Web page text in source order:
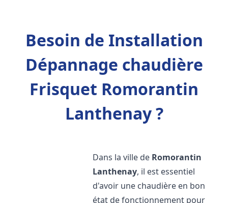
Besoin de Installation
Dépannage chaudière
Frisquet Romorantin
Lanthenay ?
Dans la ville de Romorantin
Lanthenay, il est essentiel
d'avoir une chaudière en bon
état de fonctionnement pour